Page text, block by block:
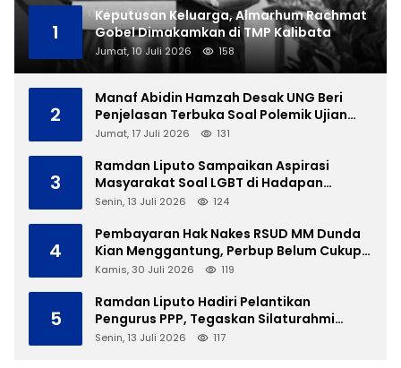
1
Keputusan Keluarga, Almarhum Rachmat
Gobel Dimakamkan di TMP Kalibata
Jumat, 10 Juli 2026 158
2
Manaf Abidin Hamzah Desak UNG Beri
Penjelasan Terbuka Soal Polemik Ujian
Skripsi Mahasiswi
Jumat, 17 Juli 2026 131
3
Ramdan Liputo Sampaikan Aspirasi
Masyarakat Soal LGBT di Hadapan
Gubernur Gusnar
Senin, 13 Juli 2026 124
4
Pembayaran Hak Nakes RSUD MM Dunda
Kian Menggantung, Perbup Belum Cukup
Tanpa Direktur Definitif
Kamis, 30 Juli 2026 119
5
Ramdan Liputo Hadiri Pelantikan
Pengurus PPP, Tegaskan Silaturahmi
Antarpartai Kunci Membangun Gorontalo
Senin, 13 Juli 2026 117